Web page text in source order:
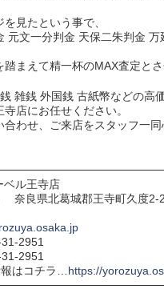
見たという事で、
元文一分判金 天保二朱判金 万
踏まえて精一杯のMAX査定とさ
雑銭 外国銭 古紙幣などの高
店にお任せください。
合わせ、ご来店をスタッフ一
ベル王寺店
奈良県北葛城郡王寺町久度2-
2951
2951
はコチラ…https://